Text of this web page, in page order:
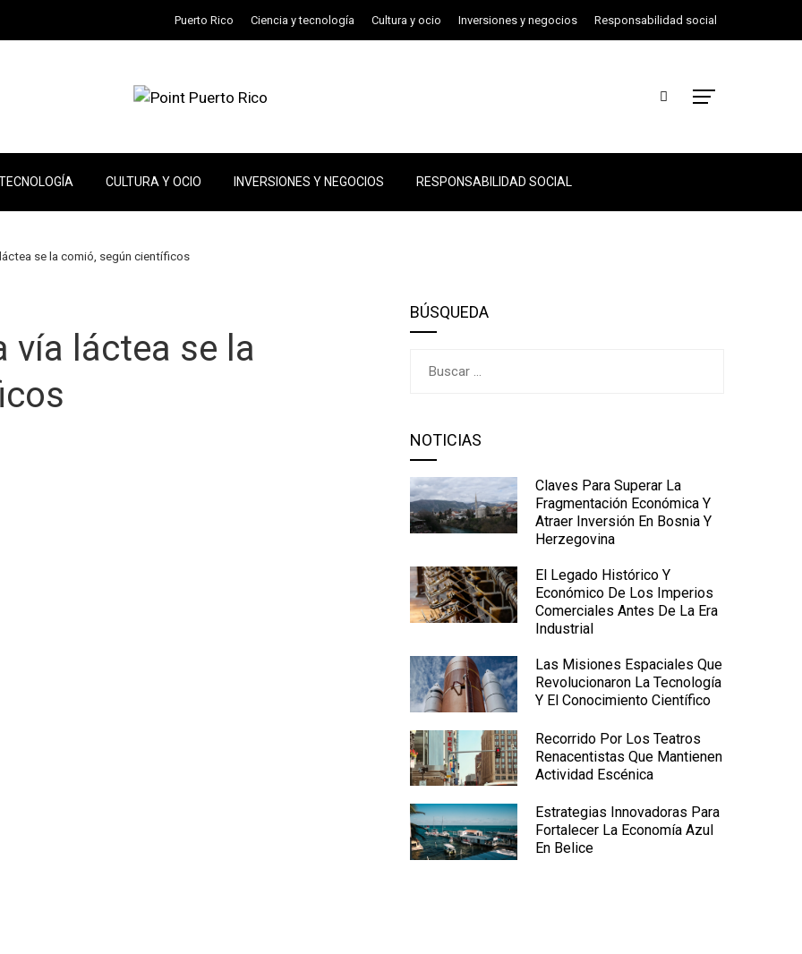
Puerto Rico Ciencia y tecnología Cultura y ocio Inversiones y negocios Responsabilidad social
CULTURA Y OCIO INVERSIONES Y NEGOCIOS RESPONSABILIDAD SOCIAL
se la comió, según científicos
vía láctea se la
BÚSQUEDA
NOTICIAS
Claves Para Superar La
Fragmentación Económica Y
Atraer Inversión En Bosnia Y
Herzegovina
El Legado Histórico Y
Económico De Los Imperios
Comerciales Antes De La Era
Industrial
Las Misiones Espaciales Que
Revolucionaron La Tecnología
Y El Conocimiento Científico
Recorrido Por Los Teatros
Renacentistas Que Mantienen
Actividad Escénica
Estrategias Innovadoras Para
Fortalecer La Economía Azul
En Belice